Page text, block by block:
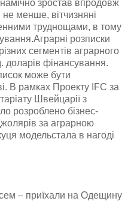
зростав впродовж
не менше, вітчизняні
труднощами, в тому
розписки
сегментів аграрного
доларів фінансування.
може бути
В рамках Проекту IFC за
Швейцарії з
розроблено бізнес-
за аграрною
модельстала в нагоді
– приїхали на Одещину